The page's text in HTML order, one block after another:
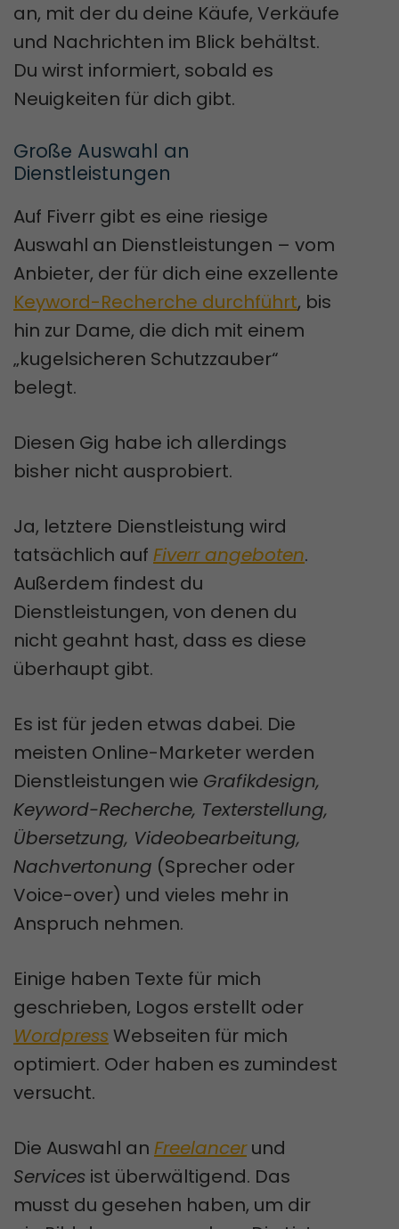
an, mit der du deine Käufe, Verkäufe
und Nachrichten im Blick behältst.
Du wirst informiert, sobald es
Neuigkeiten für dich gibt.
Große Auswahl an
Dienstleistungen
Auf Fiverr gibt es eine riesige
Auswahl an Dienstleistungen – vom
Anbieter, der für dich eine exzellente
Keyword-Recherche durchführt, bis
hin zur Dame, die dich mit einem
„kugelsicheren Schutzzauber“
belegt.
Diesen Gig habe ich allerdings
bisher nicht ausprobiert.
Ja, letztere Dienstleistung wird
tatsächlich auf Fiverr angeboten.
Außerdem findest du
Dienstleistungen, von denen du
nicht geahnt hast, dass es diese
überhaupt gibt.
Es ist für jeden etwas dabei. Die
meisten Online-Marketer werden
Dienstleistungen wie Grafikdesign,
Keyword-Recherche, Texterstellung,
Übersetzung, Videobearbeitung,
Nachvertonung (Sprecher oder
Voice-over) und vieles mehr in
Anspruch nehmen.
Einige haben Texte für mich
geschrieben, Logos erstellt oder
WordpressWebseiten für mich
optimiert. Oder haben es zumindest
versucht.
Die Auswahl an Freelancerund
Services ist überwältigend. Das
musst du gesehen haben, um dir